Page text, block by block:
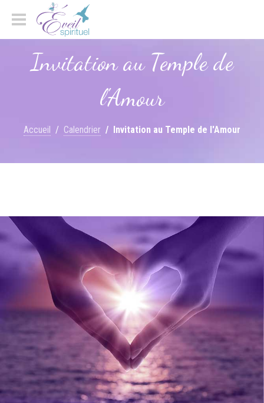
Invitation au Temple de
l'Amour
Accueil Calendrier Invitation au Temple de l'Amour